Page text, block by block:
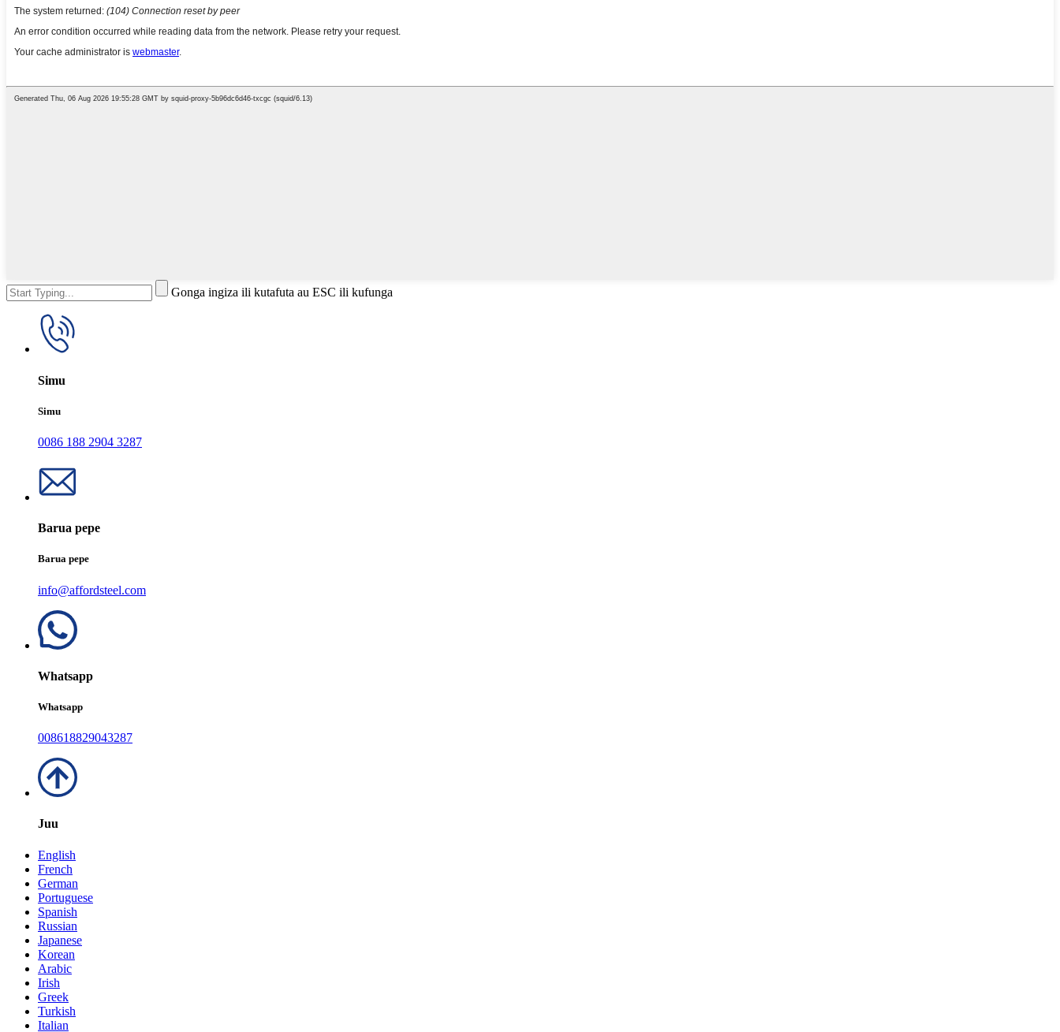
Gonga ingiza ili kutafuta au ESC ili kufunga
Simu
Simu
0086 188 2904 3287
Barua pepe
Barua pepe
info@affordsteel.com
Whatsapp
Whatsapp
008618829043287
Juu
English
French
German
Portuguese
Spanish
Russian
Japanese
Korean
Arabic
Irish
Greek
Turkish
Italian